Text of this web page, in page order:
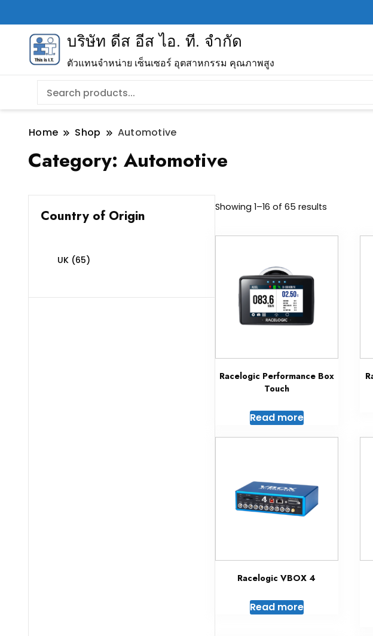
บริษัท ดีส อีส ไอ. ที. จำกัด
ตัวแทนจำหน่าย เซ็นเซอร์ อุตสาหกรรม คุณภาพสูง
Home Shop Automotive
Category: Automotive
Showing 1–16 of 65 results
Racelogic Performance Box
Touch
Read more
Racelogic VBOX 4
Read more
Country of Origin
UK (65)